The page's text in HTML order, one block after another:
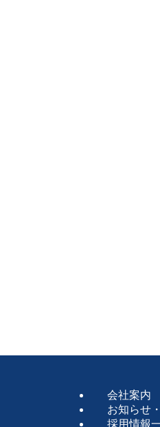
会社案内
お知らせ
採用情報